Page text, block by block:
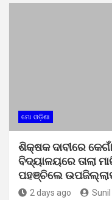
ମୋ ଓଡ଼ିଶା
ଶିକ୍ଷକ ଦାବୀରେ
ବିଦ୍ୟାଳୟରେ ତାଲା
ପହଞ୍ଚିଲେ
2 days ago